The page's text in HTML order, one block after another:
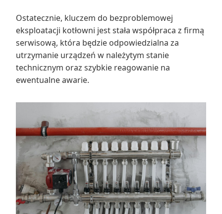
Ostatecznie, kluczem do bezproblemowej
eksploatacji kotłowni jest stała współpraca z firmą
serwisową, która będzie odpowiedzialna za
utrzymanie urządzeń w należytym stanie
technicznym oraz szybkie reagowanie na
ewentualne awarie.